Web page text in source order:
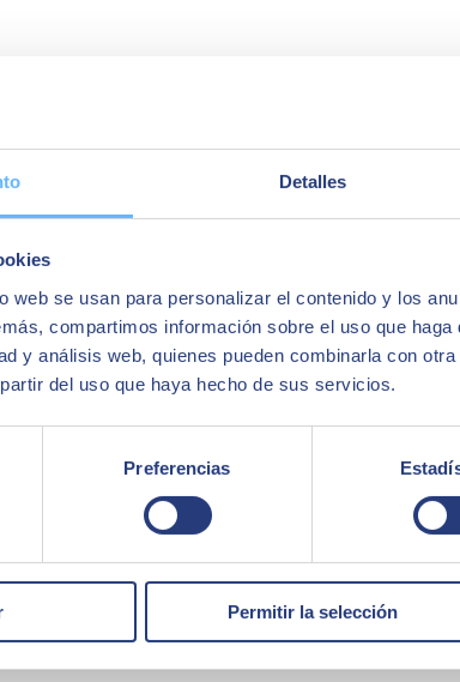
Detalles
web se usan para personalizar el contenido y los
compartimos información sobre el uso que
y análisis web, quienes pueden combinarla con
del uso que haya hecho de sus servicios.
Preferencias
Permitir la selección
la producción